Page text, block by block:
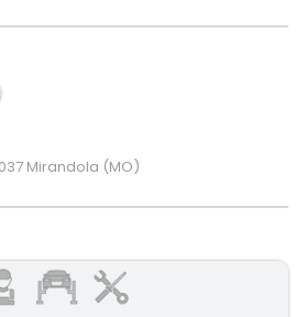
Mirandola (MO)